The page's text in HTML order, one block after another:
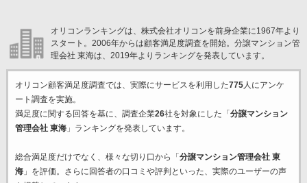
オリコンランキングは、株式会社オリコンを前身企業に1967年より
スタート。2006年からは顧客満足度調査を開始。分譲マンション管
理会社 東海は、2019年よりランキングを発表しています。
オリコン顧客満足度調査では、実際にサービスを利用した775人にアンケ
ート調査を実施。
満足度に関する回答を基に、調査企業26社を対象にした「 分譲マンション
管理会社 東海」ランキングを発表しています。
総合満足度だけでなく、様々な切り口から「 分譲マンション管理会社 東
海」を評価。さらに回答者の口コミや評判といった、実際のユーザーの声